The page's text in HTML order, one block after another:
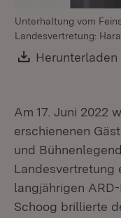
Unterhaltung vom
Landesvertretung:
Download:
Herunterladen
Am 17. Juni 2022
erschienenen
und
Landesvertretung
langjährigen
Schoog brillierte